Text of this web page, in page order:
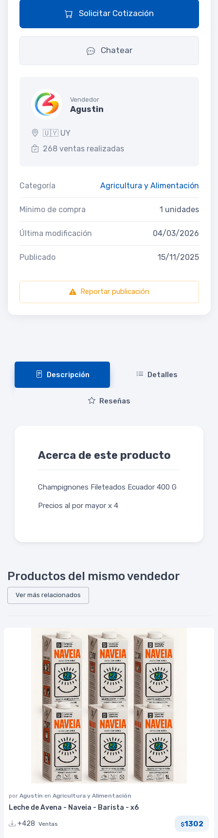
Solicitar Cotización
Chatear
Vendedor
Agustin
🇺🇾 UY
268 ventas realizadas
Categoría Agricultura y Alimentación
Mínimo de compra 1 unidades
Última modificación 04/03/2026
Publicado 15/11/2025
Reportar publicación
Descripción Detalles
Reseñas
Acerca de este producto
Champignones Fileteados Ecuador 400 G
Precios al por mayor x 4
Productos del mismo vendedor
Ver más relacionados
por Agustin en Agricultura y Alimentación
Leche de Avena - Naveia - Barista - x6
+428 Ventas $1302